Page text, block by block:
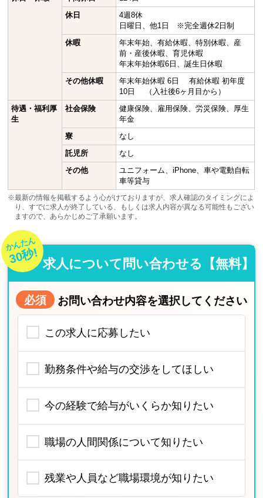
休日
4週8休
日曜日、他1日 ※完全週休2日制
休暇
年末年始、有給休暇、特別休暇、産
前・産後休暇、育児休暇
年末年始休暇6日、誕生日休暇
その他休暇
年末年始休暇 6日 有給休暇 初年度
10日 （入社後6ヶ月目から）
待遇・福利厚
生
社会保険
健康保険、雇用保険、労災保険、厚生
年金
寮
なし
託児所
なし
その他
ユニフォーム、iPhone、車や電動自転
車等貸与
※最新の情報を掲載するよう心がけておりますが、求人確認のタイミングによ
り、すでに求人が終了している、もしくは求人内容が異なる可能性もござい
ますので、あらかじめご了承願います。
かんたん
30秒! 求人について問い合わせる【無料】
必須 お問い合わせ内容を選択してください
この求人に応募したい
勤務条件や給与の交渉をしてほしい
今の経験で給与がいくらか知りたい
職場の人間関係について知りたい
残業や人員など職場環境が知りたい